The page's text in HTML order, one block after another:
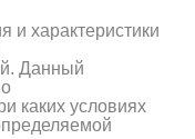
и характеристики
Данный
каких условиях